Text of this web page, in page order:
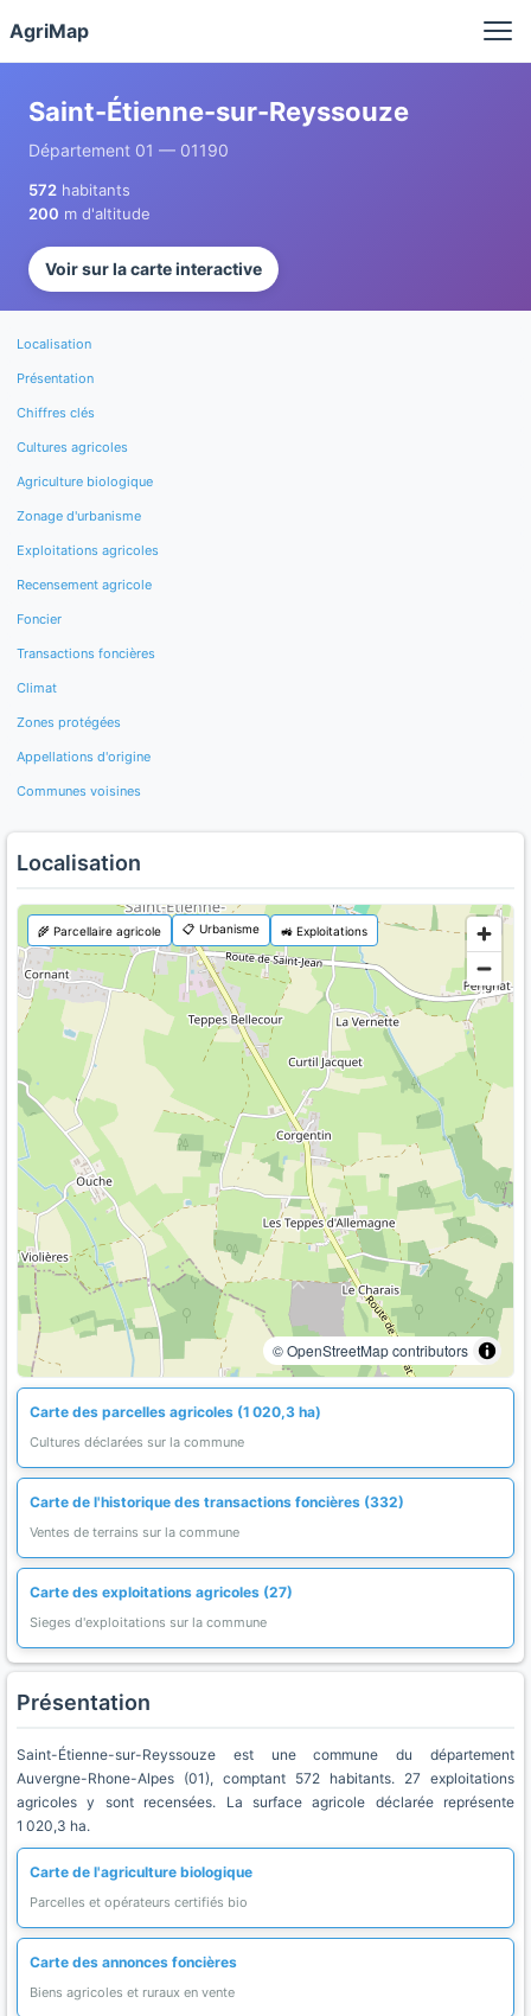
AgriMap
Saint-Étienne-sur-Reyssouze
Département 01 — 01190
572 habitants
200 m d'altitude
Voir sur la carte interactive
Localisation
Présentation
Chiffres clés
Cultures agricoles
Agriculture biologique
Zonage d'urbanisme
Exploitations agricoles
Recensement agricole
Foncier
Transactions foncières
Climat
Zones protégées
Appellations d'origine
Communes voisines
Localisation
© OpenStreetMap contributors
🌾 Parcellaire agricole 📋 Urbanisme 🚜 Exploitations
Carte des parcelles agricoles (1 020,3 ha)
Cultures déclarées sur la commune
Carte de l'historique des transactions foncières (332)
Ventes de terrains sur la commune
Carte des exploitations agricoles (27)
Sieges d'exploitations sur la commune
Présentation
Saint-Étienne-sur-Reyssouze est une commune du département
Auvergne-Rhone-Alpes (01), comptant 572 habitants. 27 exploitations
agricoles y sont recensées. La surface agricole déclarée représente
1 020,3 ha.
Carte de l'agriculture biologique
Parcelles et opérateurs certifiés bio
Carte des annonces foncières
Biens agricoles et ruraux en vente